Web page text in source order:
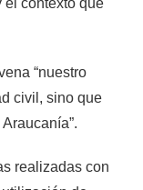
el contexto que
“nuestro
civil, sino que
realizadas con